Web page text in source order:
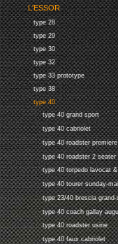
L'ESSOR
type 28
type 29
type 30
type 32
type 33 prototype
type 38
type 40
type 40 grand sport
type 40 cabriolet
type 40 roadster
type 40 roadster 2 seater
type 40 torpedo lavocat
type 40 tourer sunday-
type 23/40 brescia grand-
type 40 coach gallay
type 40 roadster usine
type 40 faux cabriolet